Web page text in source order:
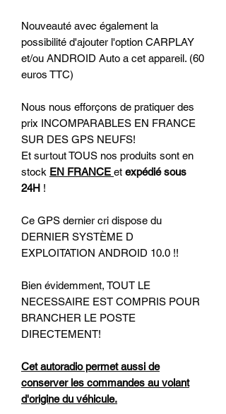
Nouveauté avec également la
possibilité d'ajouter l'option CARPLAY
et/ou ANDROID Auto a cet appareil. (60
euros TTC)
Nous nous efforçons de pratiquer des
prix INCOMPARABLES EN FRANCE
SUR DES GPS NEUFS!
Et surtout TOUS nos produits sont en
stock EN FRANCE et expédié sous
24H !
Ce GPS dernier cri dispose du
DERNIER SYSTÈME D
EXPLOITATION ANDROID 10.0 !!
Bien évidemment, TOUT LE
NECESSAIRE EST COMPRIS POUR
BRANCHER LE POSTE
DIRECTEMENT!
Cet autoradio permet aussi de
conserver les commandes au volant
d'origine du véhicule.